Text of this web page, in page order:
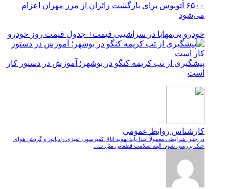
۶۵۰۰ اتوبوس برای بازگشت زائران از مرز مهران اعزام
می‌شود
خودرو بی‌مهابا در سراشیبی قیمت+ جدول قیمت روز خودرو
پیشگیری از تب کریمه کنگو در بوشهر؛ آموزش در دستور کار
است
کارشناس روابط عمومی
در چنین شرایطی معمولاً ابتدا باید تهویه اتاق کمپرسور، تمیزی رادیاتور و گردش هوای
خنک بررسی شود. البته سلامت قطعاتی مثل ت...